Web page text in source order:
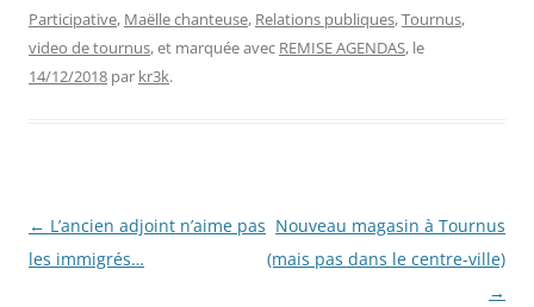
Participative, Maëlle chanteuse, Relations publiques,Tournus,
video de tournus, et marquée avec REMISE AGENDAS, le
14/12/2018 par kr3k.
Navigation
des
← L’ancien adjoint n’aime pas
les immigrés…
Nouveau magasin à Tournus
(mais pas dans le centre-ville)
→